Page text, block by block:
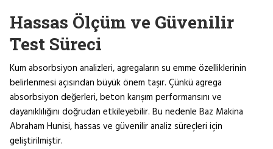
Hassas Ölçüm ve Güvenilir
Test Süreci
Kum absorbsiyon analizleri, agregaların su emme özelliklerinin
belirlenmesi açısından büyük önem taşır. Çünkü agrega
absorbsiyon değerleri, beton karışım performansını ve
dayanıklılığını doğrudan etkileyebilir. Bu nedenle Baz Makina
Abraham Hunisi, hassas ve güvenilir analiz süreçleri için
geliştirilmiştir.